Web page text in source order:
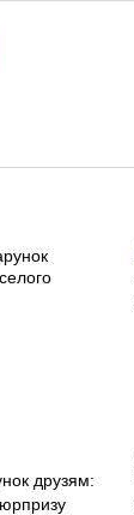
друзям: